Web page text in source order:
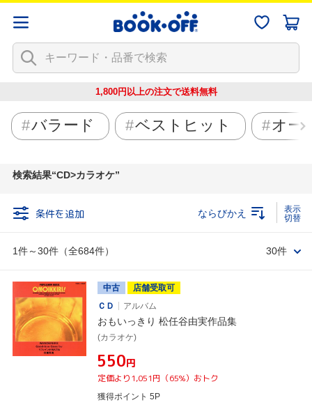
1,800円以上の注文で送料無料
バラード ベストヒット オー
検索結果 CD>カラオケ
条件を追加
1件～30件（全684件）
ならびかえ
30件
中古
店舗受取可
ＣＤ
アルバム
おもいっきり 松任谷由実作品集
(カラオケ)
¥550円
定価より1,051円（65%）おトク
獲得ポイント 5P